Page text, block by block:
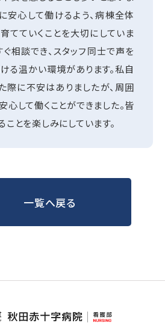
安心して働けるよう、病棟全体
てていくことを大切にしていま
ぐ相談でき、スタッフ同士で声を
る温かい環境があります。私自
際に不安はありましたが、周囲
心して働くことができました。皆
とを楽しみにしています。
一覧へ戻る